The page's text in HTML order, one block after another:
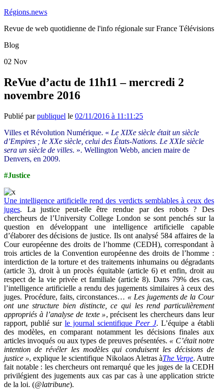
Régions.news
Revue de web quotidienne de l'info régionale sur France Télévisions
Blog
02 Nov
ReVue d’actu de 11h11 – mercredi 2
novembre 2016
Publié parpubliquel le 02/11/2016 à 11:11:25
Villes et Révolution Numérique. « Le XIXe siècle était un siècle
d’Empires ; le XXe siècle, celui des États-Nations. Le XXIe siècle
sera un siècle de villes. ». Wellington Webb, ancien maire de
Denvers, en 2009.
#Justice
Une intelligence artificielle rend des verdicts semblables à ceux des
juges. La justice peut-elle être rendue par des robots ? Des
chercheurs de l’University College London se sont penchés sur la
question en développant une intelligence artificielle capable
d’élaborer des décisions de justice. Ils ont analysé 584 affaires de la
Cour européenne des droits de l’homme (CEDH), correspondant à
trois articles de la Convention européenne des droits de l’homme :
interdiction de la torture et des traitements inhumains ou dégradants
(article 3), droit à un procès équitable (article 6) et enfin, droit au
respect de la vie privée et familiale (article 8). Dans 79% des cas,
l’intelligence artificielle a rendu des jugements similaires à ceux des
juges. Procédure, faits, circonstances… « Les jugements de la Cour
ont une structure bien distincte, ce qui les rend particulièrement
appropriés à l’analyse de texte », précisent les chercheurs dans leur
rapport, publié sur le journal scientifique Peer J. L’équipe a établi
des modèles, en comparant notamment les décisions finales aux
articles invoqués ou aux types de preuves présentées. « C’était notre
intention de révéler les modèles qui conduisent les décisions de
justice », explique le scientifique Nikolaos Aletras àThe Verge. Autre
fait notable : les chercheurs ont remarqué que les juges de la CEDH
privilégient des jugements aux cas par cas à une application stricte
de la loi. (@latribune).